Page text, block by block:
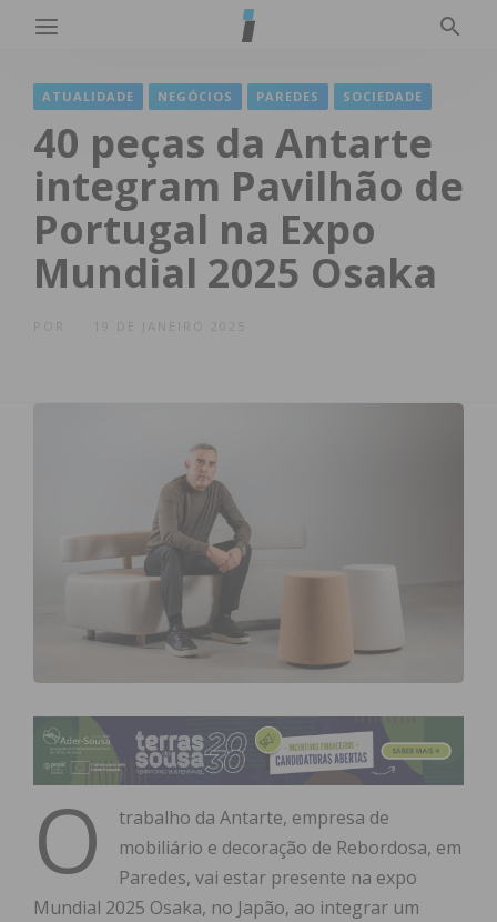
ATUALIDADE NEGÓCIOS PAREDES SOCIEDADE
40 peças da Antarte
integram Pavilhão de
Portugal na Expo
Mundial 2025 Osaka
19 DE JANEIRO 2025
O
trabalho da Antarte, empresa de
mobiliário e decoração de Rebordosa, em
Paredes, vai estar presente na expo
Mundial 2025 Osaka, no Japão, ao integrar um